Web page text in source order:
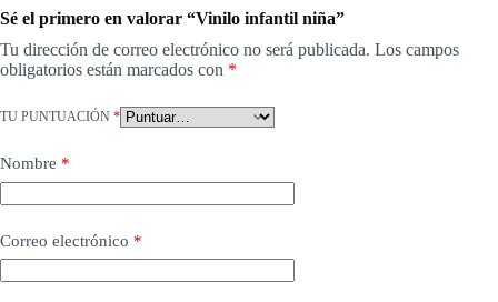
Sé el primero en valorar “Vinilo infantil niña”
Tu dirección de correo electrónico no será publicada. Los campos
obligatorios están marcados con *
TU PUNTUACIÓN *
Nombre *
Correo electrónico *